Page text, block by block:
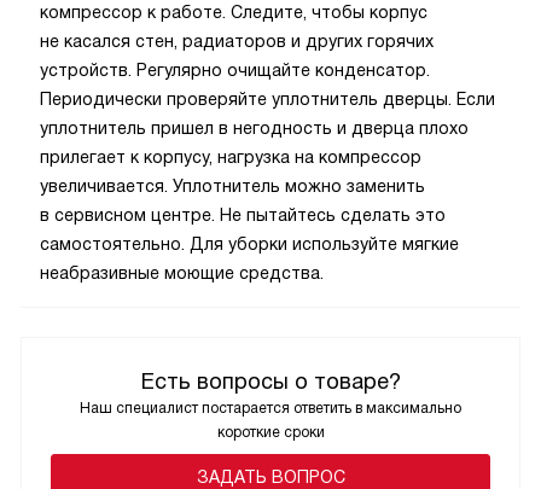
Есть вопросы о товаре?
Наш специалист постарается ответить в максимально
короткие сроки
ЗАДАТЬ ВОПРОС
компрессор к работе. Следите, чтобы корпус
не касался стен, радиаторов и других горячих
устройств. Регулярно очищайте конденсатор.
Периодически проверяйте уплотнитель дверцы. Если
уплотнитель пришел в негодность и дверца плохо
прилегает к корпусу, нагрузка на компрессор
увеличивается. Уплотнитель можно заменить
в сервисном центре. Не пытайтесь сделать это
самостоятельно. Для уборки используйте мягкие
неабразивные моющие средства.